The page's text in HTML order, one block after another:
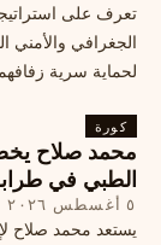
تعرف على
الجغرافي والأمني
لحماية سرية
في البرتغال،
القادمة في هذا
كورة
محمد صلاح
الطبي في
٥ أغسطس ٢٠٢٦
يستعد محمد صلاح